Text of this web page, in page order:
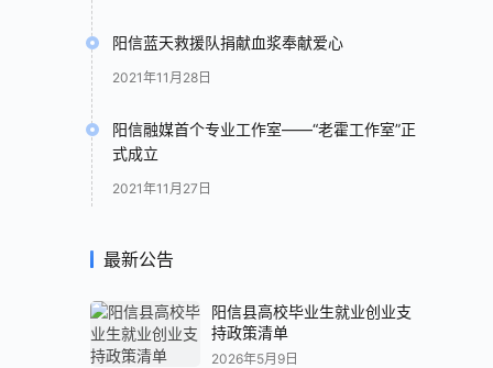
阳信蓝天救援队捐献血浆奉献爱心
2021年11月28日
阳信融媒首个专业工作室——“老霍工作室”正
式成立
2021年11月27日
最新公告
阳信县高校毕业生就业创业支
持政策清单
2026年5月9日